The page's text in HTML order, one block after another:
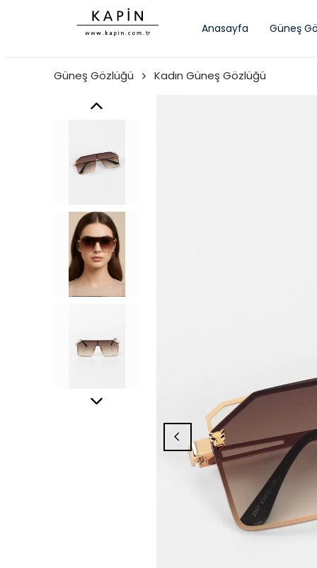
Anasayfa Güneş
Güneş Gözlüğü Kadın Güneş Gözlüğü